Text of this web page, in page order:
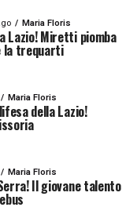
TOP NEWS
Maria Floris
Lazio! Miretti piomba
la trequarti
Maria Floris
della Lazio!
Maria Floris
Il giovane talento